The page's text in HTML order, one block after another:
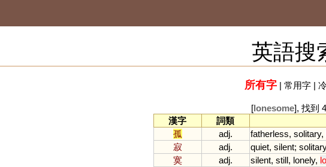
英語搜
所有字| 常用字|
[lonesome], 找到
漢字
詞類
孤
adj. fatherless, solitary,
寂
adj. quiet, silent;
寞
adj. silent, still, lonely,